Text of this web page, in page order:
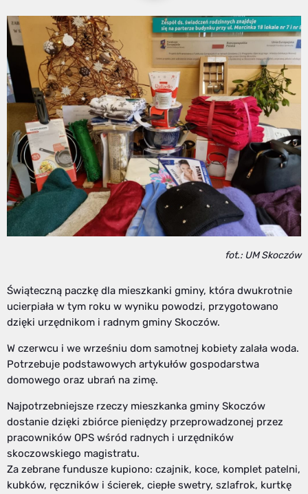
fot.: UM Skoczów
Świąteczną paczkę dla mieszkanki gminy, która dwukrotnie
ucierpiała w tym roku w wyniku powodzi, przygotowano
dzięki urzędnikom i radnym gminy Skoczów.
W czerwcu i we wrześniu dom samotnej kobiety zalała woda.
Potrzebuje podstawowych artykułów gospodarstwa
domowego oraz ubrań na zimę.
Najpotrzebniejsze rzeczy mieszkanka gminy Skoczów
dostanie dzięki zbiórce pieniędzy przeprowadzonej przez
pracowników OPS wśród radnych i urzędników
skoczowskiego magistratu.
Za zebrane fundusze kupiono: czajnik, koce, komplet patelni,
kubków, ręczników i ścierek, ciepłe swetry, szlafrok, kurtkę